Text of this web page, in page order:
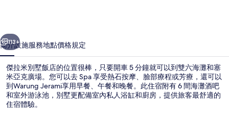
的
相
片
集
個 下一個
113+
簡介設施服務地點價格規定
傑拉米別墅飯店的位置很棒，只要開車 5 分鐘就可以到雙六海灘和塞
米亞克廣場。您可以去 Spa 享受熱石按摩、臉部療程或芳療，還可以
到Warung Jerami享用早餐、午餐和晚餐。此住宿附有 6 間海灘酒吧
和室外游泳池，別墅更配備室內私人浴缸和廚房，提供旅客最舒適的
住宿體驗。